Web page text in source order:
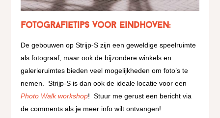
Fotografietips voor Eindhoven:
De gebouwen op Strijp-S zijn een geweldige speelruimte
als fotograaf, maar ook de bijzondere winkels en
galerieruimtes bieden veel mogelijkheden om foto’s te
nemen.
Strijp-S is dan ook de ideale locatie voor een
Photo Walk workshop! Stuur me gerust een bericht via
de comments als je meer info wilt ontvangen!